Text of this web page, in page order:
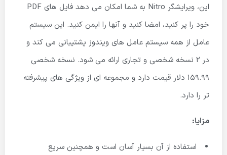
این، ویرایشگر Nitro به شما امکان می دهد فایل های PDF
خود را پر کنید، امضا کنید و آنها را ایمن کنید. این سیستم
عامل از همه سیستم عامل های ویندوز پشتیبانی می کند و
در 2 نسخه شخصی و تجاری ارائه می شود. نسخه شخصی
159.99 دلار قیمت دارد و مجموعه ای از ویژگی های پیشرفته
تر را دارد.
مزایا:
استفاده از آن بسیار آسان است و همچنین سریع